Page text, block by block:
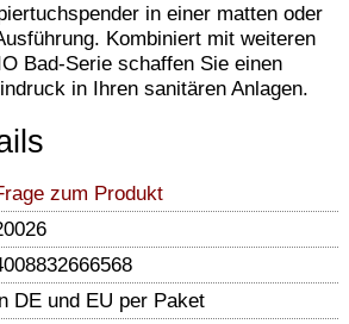
in einer matten oder
Kombiniert mit weiteren
Bad-Serie schaffen Sie einen
in Ihren sanitären Anlagen.
zum Produkt
DE und EU per Paket